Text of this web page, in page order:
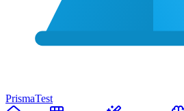
PrismaTest